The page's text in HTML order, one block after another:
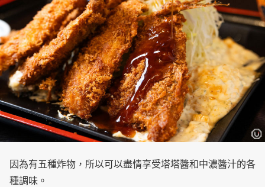
因為有五種炸物，所以可以盡情享受塔塔醬和中濃醬汁的各
種調味。